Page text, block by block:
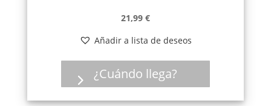
21,99 €
Añadir a lista de deseos
¿Cuándo llega?